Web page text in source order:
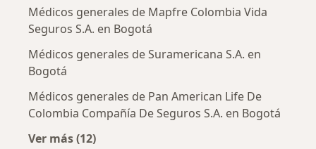
Médicos generales de Mapfre Colombia Vida
Seguros S.A. en Bogotá
Médicos generales de Suramericana S.A. en
Bogotá
Médicos generales de Pan American Life De
Colombia Compañía De Seguros S.A. en Bogotá
Ver más (12)